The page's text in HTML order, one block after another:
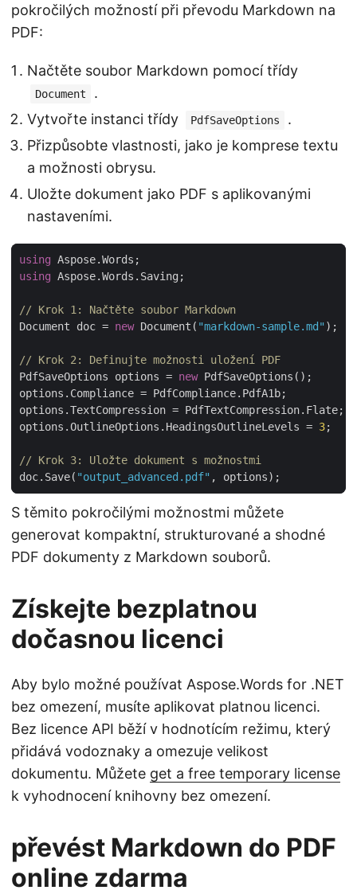
pokročilých možností při převodu Markdown na
PDF:
Načtěte soubor Markdown pomocí třídy
Document
.
Vytvořte instanci třídy
PdfSaveOptions
.
Přizpůsobte vlastnosti, jako je komprese textu
a možnosti obrysu.
Uložte dokument jako PDF s aplikovanými
nastaveními.
using
using
// Krok 1: Načtěte soubor Markdown
Document doc = new Document( "markdown-sample.md"
// Krok 2: Definujte možnosti uložení PDF
PdfSaveOptions options = new
options.OutlineOptions.HeadingsOutlineLevels = 3
// Krok 3: Uložte dokument s možnostmi
doc.Save( "output_advanced.pdf"
S těmito pokročilými možnostmi můžete
generovat kompaktní, strukturované a shodné
PDF dokumenty z Markdown souborů.
Získejte bezplatnou
dočasnou licenci
Aby bylo možné používat Aspose.Words for .NET
bez omezení, musíte aplikovat platnou licenci.
Bez licence API běží v hodnotícím režimu, který
přidává vodoznaky a omezuje velikost
dokumentu. Můžete get a free temporary license
k vyhodnocení knihovny bez omezení.
převést Markdown do PDF
online zdarma